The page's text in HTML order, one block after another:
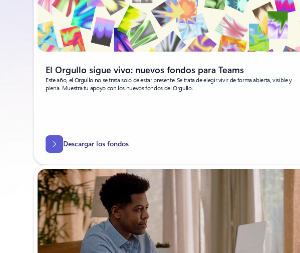
El Orgullo sigue vivo: nuevos fondos para Teams
Este año, el Orgullo no se trata solo de estar presente. Se trata de elegir vivir de forma abierta, visible y
plena. Muestra tu apoyo con los nuevos fondos del Orgullo.
Descargar los fondos